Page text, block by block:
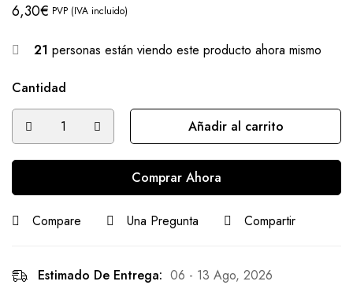
6,30€ PVP (IVA incluido)
21 personas están viendo este producto ahora mismo
Cantidad
Añadir al carrito
Comprar Ahora
Compare Una Pregunta Compartir
Estimado De Entrega: 06 - 13 Ago, 2026